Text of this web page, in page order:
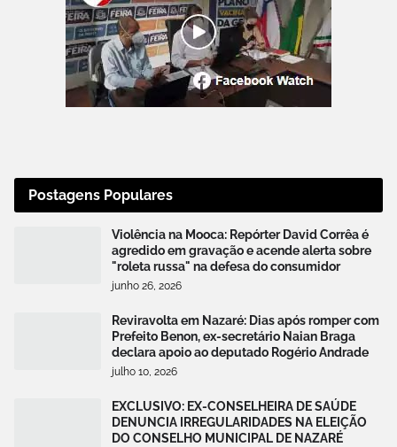
Postagens Populares
Violência na Mooca: Repórter David Corrêa é
agredido em gravação e acende alerta sobre
"roleta russa" na defesa do consumidor
junho 26, 2026
Reviravolta em Nazaré: Dias após romper com
Prefeito Benon, ex-secretário Naian Braga
declara apoio ao deputado Rogério Andrade
julho 10, 2026
EXCLUSIVO: EX-CONSELHEIRA DE SAÚDE
DENUNCIA IRREGULARIDADES NA ELEIÇÃO
DO CONSELHO MUNICIPAL DE NAZARÉ